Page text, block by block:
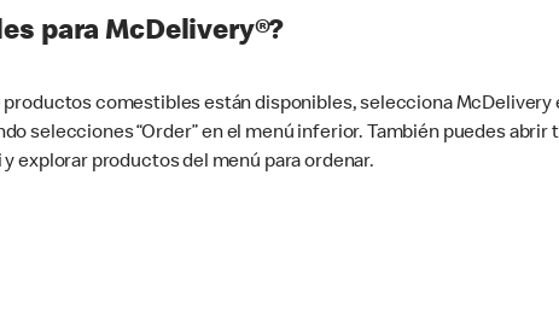
para McDelivery®?
comestibles están disponibles, selecciona McDelivery
selecciones “Order” en el menú inferior. También puedes abrir
explorar productos del menú para ordenar.